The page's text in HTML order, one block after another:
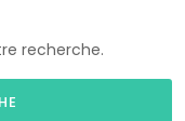
recherche.